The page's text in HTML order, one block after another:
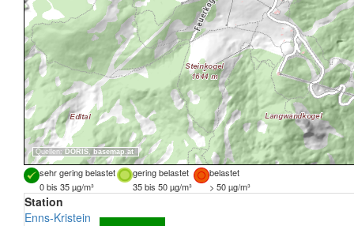
Quellen: DORIS, basemap.at
sehr gering belastet gering belastet
belastet
0 bis 35 µg/m³
35 bis 50 µg/m³ > 50 µg/m³
Station
Enns-Kristein